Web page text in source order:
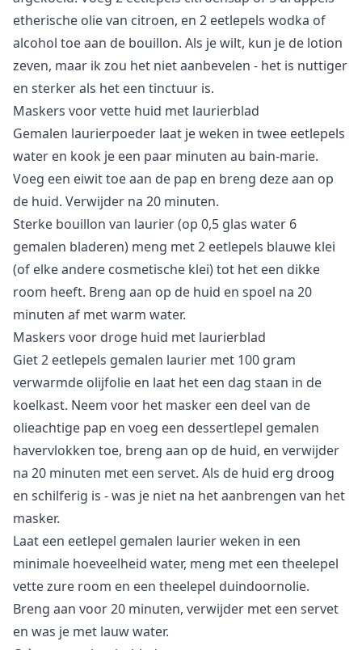
etherische olie van citroen, en 2 eetlepels wodka of
alcohol toe aan de bouillon. Als je wilt, kun je de lotion
zeven, maar ik zou het niet aanbevelen - het is nuttiger
en sterker als het een tinctuur is.
Maskers voor vette huid met laurierblad
Gemalen laurierpoeder laat je weken in twee eetlepels
water en kook je een paar minuten au bain-marie.
Voeg een eiwit toe aan de pap en breng deze aan op
de huid. Verwijder na 20 minuten.
Sterke bouillon van laurier (op 0,5 glas water 6
gemalen bladeren) meng met 2 eetlepels blauwe klei
(of elke andere cosmetische klei) tot het een dikke
room heeft. Breng aan op de huid en spoel na 20
minuten af met warm water.
Maskers voor droge huid met laurierblad
Giet 2 eetlepels gemalen laurier met 100 gram
verwarmde olijfolie en laat het een dag staan in de
koelkast. Neem voor het masker een deel van de
olieachtige pap en voeg een dessertlepel gemalen
havervlokken toe, breng aan op de huid, en verwijder
na 20 minuten met een servet. Als de huid erg droog
en schilferig is - was je niet na het aanbrengen van het
masker.
Laat een eetlepel gemalen laurier weken in een
minimale hoeveelheid water, meng met een theelepel
vette zure room en een theelepel duindoornolie.
Breng aan voor 20 minuten, verwijder met een servet
en was je met lauw water.